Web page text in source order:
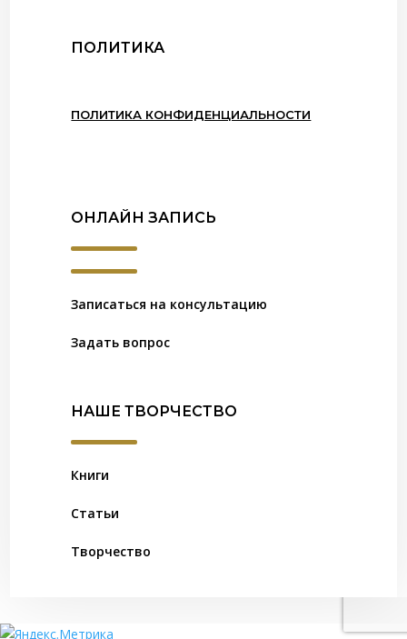
ПОЛИТИКА
ПОЛИТИКА КОНФИДЕНЦИАЛЬНОСТИ
ОНЛАЙН ЗАПИСЬ
Записаться на консультацию
Задать вопрос
НАШЕ ТВОРЧЕСТВО
Книги
Статьи
Творчество